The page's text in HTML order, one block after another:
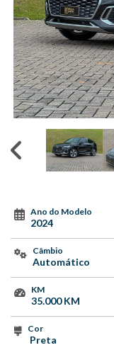
Ano do Modelo
2024
Câmbio
Automático
KM
35.000 KM
Cor
Preta